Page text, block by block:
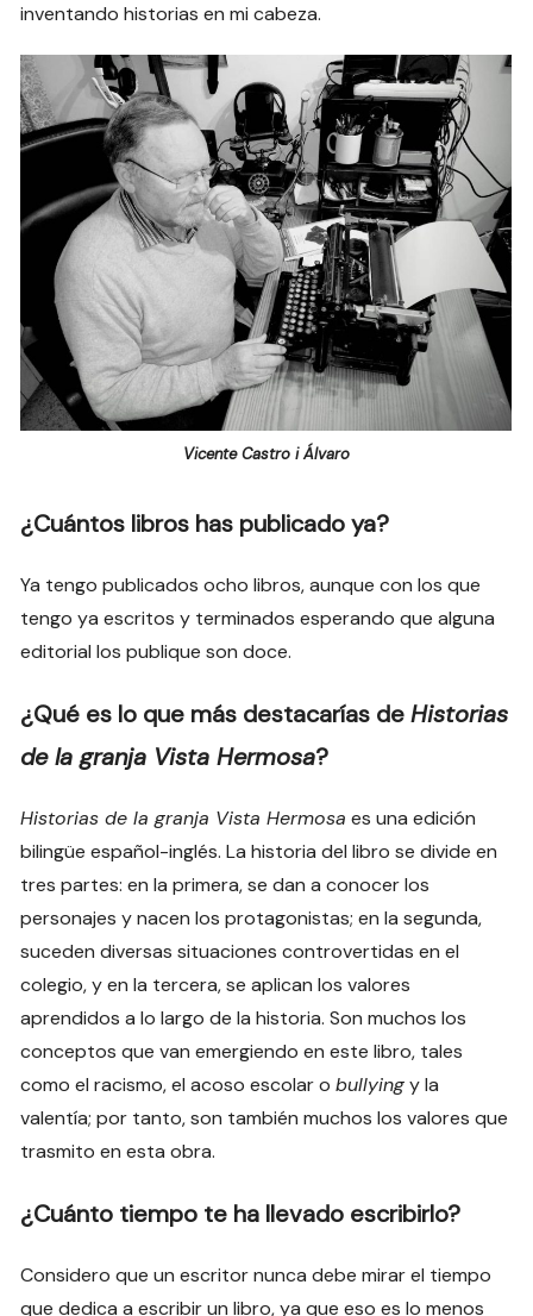
inventando historias en mi cabeza.
Vicente Castro i Álvaro
¿Cuántos libros has publicado ya?
Ya tengo publicados ocho libros, aunque con los que
tengo ya escritos y terminados esperando que alguna
editorial los publique son doce.
¿Qué es lo que más destacarías deHistorias
de la granja Vista Hermosa?
Historias de la granja Vista Hermosa es una edición
bilingüe español-inglés. La historia del libro se divide en
tres partes: en la primera, se dan a conocer los
personajes y nacen los protagonistas; en la segunda,
suceden diversas situaciones controvertidas en el
colegio, y en la tercera, se aplican los valores
aprendidos a lo largo de la historia. Son muchos los
conceptos que van emergiendo en este libro, tales
como el racismo, el acoso escolar obullyingy la
valentía; por tanto, son también muchos los valores que
trasmito en esta obra.
¿Cuánto tiempo te ha llevado escribirlo?
Considero que un escritor nunca debe mirar el tiempo
que dedica a escribir un libro, ya que eso es lo menos